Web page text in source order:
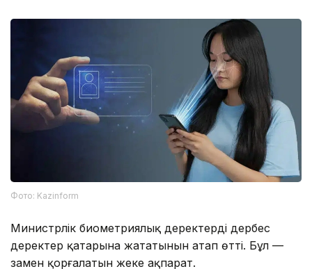
Фото: Kazinform
Министрлік биометриялық деректердің дербес
деректер қатарына жататынын атап өтті. Бұл —
заңмен қорғалатын жеке ақпарат.